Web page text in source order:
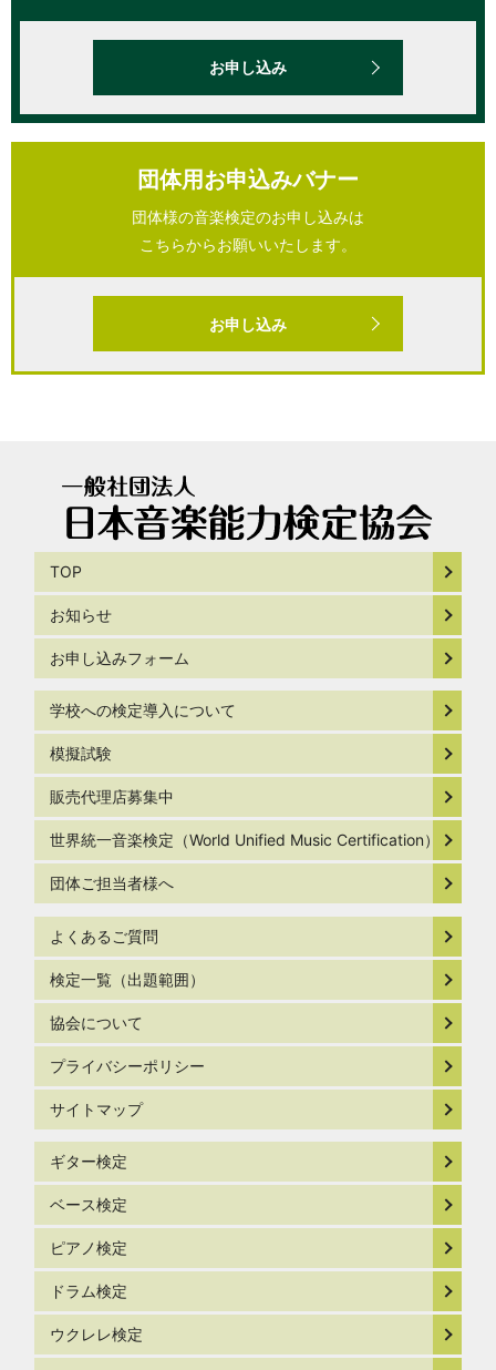
お申し込み
団体用お申込みバナー
団体様の音楽検定のお申し込みは
こちらからお願いいたします。
お申し込み
TOP
お知らせ
お申し込みフォーム
学校への検定導入について
模擬試験
販売代理店募集中
世界統一音楽検定（World Unified Music Certification）
団体ご担当者様へ
よくあるご質問
検定一覧（出題範囲）
協会について
プライバシーポリシー
サイトマップ
ギター検定
ベース検定
ピアノ検定
ドラム検定
ウクレレ検定